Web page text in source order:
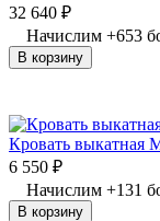
32 640 ₽
Начислим +653
В корзину
Кровать выкатная
6 550 ₽
Начислим +131
В корзину